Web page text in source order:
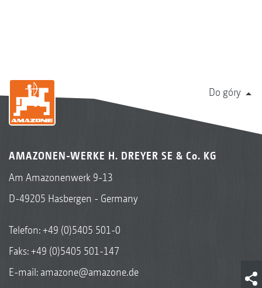
Do góry
AMAZONEN-WERKE H. DREYER SE & Co. KG
Am Amazonenwerk 9-13
D-49205 Hasbergen - Germany
Telefon:+49 (0)5405 501-0
Faks: +49 (0)5405 501-147
E-mail: amazone@amazone.de